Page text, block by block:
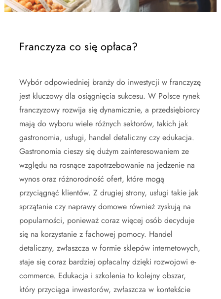
Franczyza co się opłaca?
Wybór odpowiedniej branży do inwestycji w franczyzę
jest kluczowy dla osiągnięcia sukcesu. W Polsce rynek
franczyzowy rozwija się dynamicznie, a przedsiębiorcy
mają do wyboru wiele różnych sektorów, takich jak
gastronomia, usługi, handel detaliczny czy edukacja.
Gastronomia cieszy się dużym zainteresowaniem ze
względu na rosnące zapotrzebowanie na jedzenie na
wynos oraz różnorodność ofert, które mogą
przyciągnąć klientów. Z drugiej strony, usługi takie jak
sprzątanie czy naprawy domowe również zyskują na
popularności, ponieważ coraz więcej osób decyduje
się na korzystanie z fachowej pomocy. Handel
detaliczny, zwłaszcza w formie sklepów internetowych,
staje się coraz bardziej opłacalny dzięki rozwojowi e-
commerce. Edukacja i szkolenia to kolejny obszar,
który przyciąga inwestorów, zwłaszcza w kontekście